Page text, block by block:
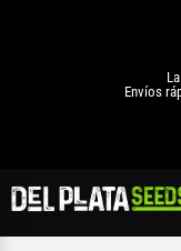
Envíos